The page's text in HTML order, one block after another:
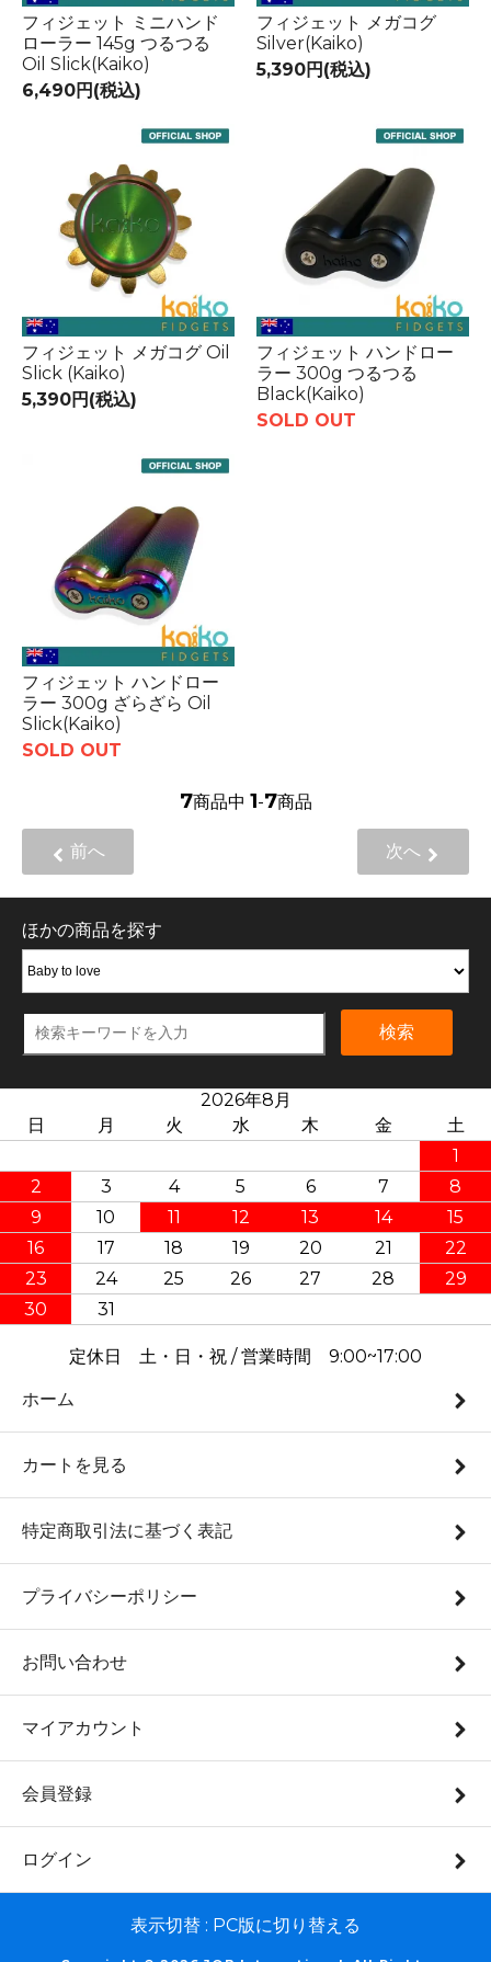
フィジェット ミニハンド
ローラー 145g つるつる
Oil Slick(Kaiko)
6,490円(税込)
フィジェット メガコグ
Silver(Kaiko)
5,390円(税込)
フィジェット メガコグ Oil
Slick (Kaiko)
5,390円(税込)
フィジェット ハンドロー
ラー 300g つるつる
Black(Kaiko)
SOLD OUT
フィジェット ハンドロー
ラー 300g ざらざら Oil
Slick(Kaiko)
SOLD OUT
7商品中 1-7商品
前へ 次へ
ほかの商品を探す
検索
2026年8月
日
月 火 水 木 金
土
1
2
3 4 5 6 7
8
9
10 11 12 13 14
15
16
17 18 19 20 21
22
23
24 25 26 27 28
29
30
31
定休日 土・日・祝 / 営業時間 9:00~17:00
ホーム
カートを見る
特定商取引法に基づく表記
プライバシーポリシー
お問い合わせ
マイアカウント
会員登録
ログイン
表示切替 : PC版に切り替える